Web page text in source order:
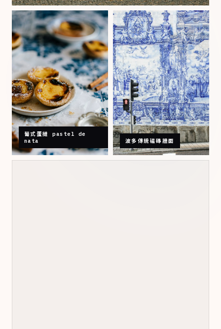
葡式蛋撻 pastel de
nata
波多傳統磁磚牆面